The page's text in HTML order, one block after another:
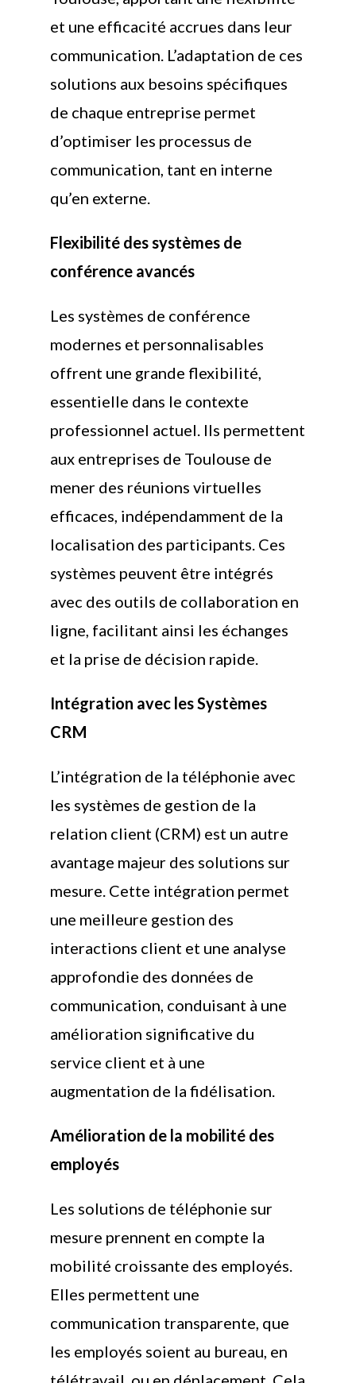
et une efficacité accrues dans leur
communication. L’adaptation de ces
solutions aux besoins spécifiques
de chaque entreprise permet
d’optimiser les processus de
communication, tant en interne
qu’en externe.
Flexibilité des systèmes de
conférence avancés
Les systèmes de conférence
modernes et personnalisables
offrent une grande flexibilité,
essentielle dans le contexte
professionnel actuel. Ils permettent
aux entreprises de Toulouse de
mener des réunions virtuelles
efficaces, indépendamment de la
localisation des participants. Ces
systèmes peuvent être intégrés
avec des outils de collaboration en
ligne, facilitant ainsi les échanges
et la prise de décision rapide.
Intégration avec les Systèmes
CRM
L’intégration de la téléphonie avec
les systèmes de gestion de la
relation client (CRM) est un autre
avantage majeur des solutions sur
mesure. Cette intégration permet
une meilleure gestion des
interactions client et une analyse
approfondie des données de
communication, conduisant à une
amélioration significative du
service client et à une
augmentation de la fidélisation.
Amélioration de la mobilité des
employés
Les solutions de téléphonie sur
mesure prennent en compte la
mobilité croissante des employés.
Elles permettent une
communication transparente, que
les employés soient au bureau, en